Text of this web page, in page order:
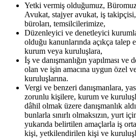
Yetki vermiş olduğumuz, Büromuz
Avukat, stajyer avukat, iş
büroları, temsilcilerimize,
Düzenleyici ve denetleyici
olduğu kanunlarında açıkça talep
kurum veya kuruluşlara,
İş ve danışmanlığın yapılması
olan ve işin amacına uygun özel
kuruluşlarına.
Vergi ve benzeri danışmanlara,
zorunlu kişilere, kurum ve
dâhil olmak üzere danışmanlık
bunlarla sınırlı olmaksızın, yurt
yukarıda belirtilen amaçlarla iş
kişi, yetkilendirilen kişi ve